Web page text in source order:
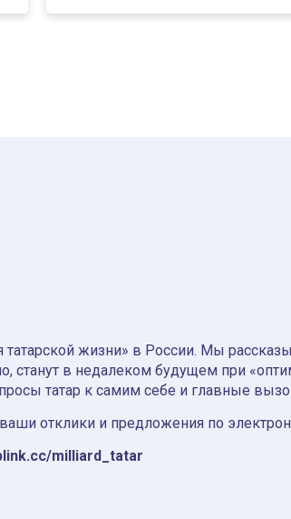
жизни» в России. Мы
станут в недалеком будущем при
татар к самим себе и главные
отклики и предложения по
milliard_tatar